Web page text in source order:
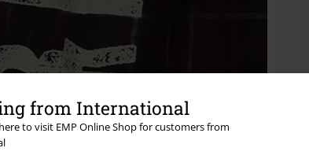
from International
to visit EMP Online Shop for customers from